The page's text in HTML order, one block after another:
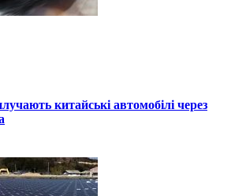
китайські автомобілі через